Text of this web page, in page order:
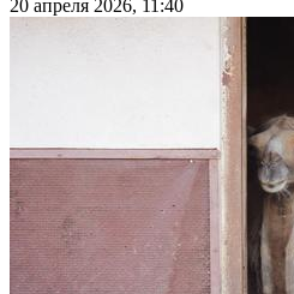
20 апреля 2026, 11:40